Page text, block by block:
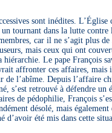
sont inédites. L’Église
tournant dans la lutte contre
car il ne s’agit plus de
mais ceux qui ont
hiérarchie. Le pape François
affronter ces affaires, mais
de l’abîme. Depuis l’affaire
s’est retrouvé à défendre un
de pédophilie, François
désolé, mais également
d’avoir été mis dans cette